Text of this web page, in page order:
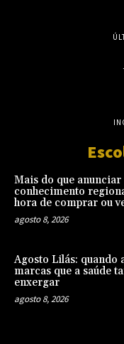
Mais do que
conhecimento
hora de comprar ou
agosto 8, 2026
Agosto Lilás: quando
marcas que a saúde
enxergar
agosto 8, 2026